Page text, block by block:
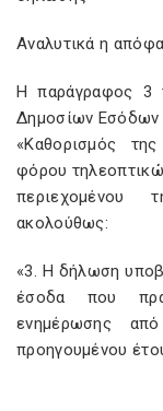
Αναλυτικά η
Η παράγραφος 3
Δημοσίων Εσόδων
«Καθορισμός
φόρου
περιεχομένου
ακολούθως:
«3. Η δήλωση
έσοδα που
ενημέρωσης
προηγουμένου